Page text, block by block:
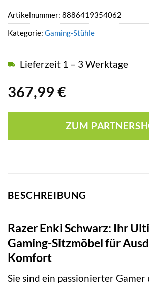
367,99 €
Lieferzeit 1 – 3 Werktage
ZUM
Artikelnummer: 8886419354062
Kategorie: Gaming-Stühle
BESCHREIBUNG
Razer Enki Schwarz: Ihr
Gaming-Sitzmöbel für
Komfort
Sie sind ein passionierter